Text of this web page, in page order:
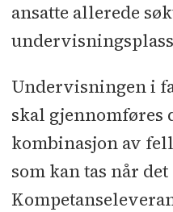
ansatte allerede
Undervisningen i
skal gjennomføres
kombinasjon av
som kan tas når